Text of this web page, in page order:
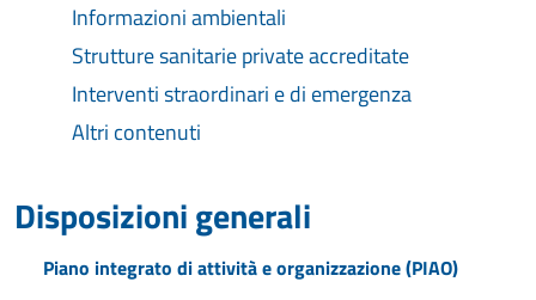
Informazioni ambientali
Strutture sanitarie private accreditate
Interventi straordinari e di emergenza
Altri contenuti
Disposizioni generali
Piano integrato di attività e organizzazione (PIAO)